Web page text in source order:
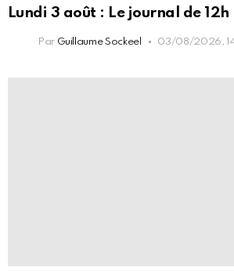
Lundi 3 août : Le journal de 12h
Par Guillaume Sockeel 03/08/2026,